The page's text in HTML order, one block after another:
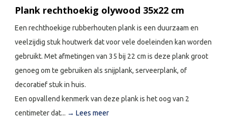
Plank rechthoekig olywood 35x22 cm
Een rechthoekige rubberhouten plank is een duurzaam en
veelzijdig stuk houtwerk dat voor vele doeleinden kan worden
gebruikt. Met afmetingen van 35 bij 22 cm is deze plank groot
genoeg om te gebruiken als snijplank, serveerplank, of
decoratief stuk in huis.
Een opvallend kenmerk van deze plank is het oog van 2
centimeter dat... → Lees meer